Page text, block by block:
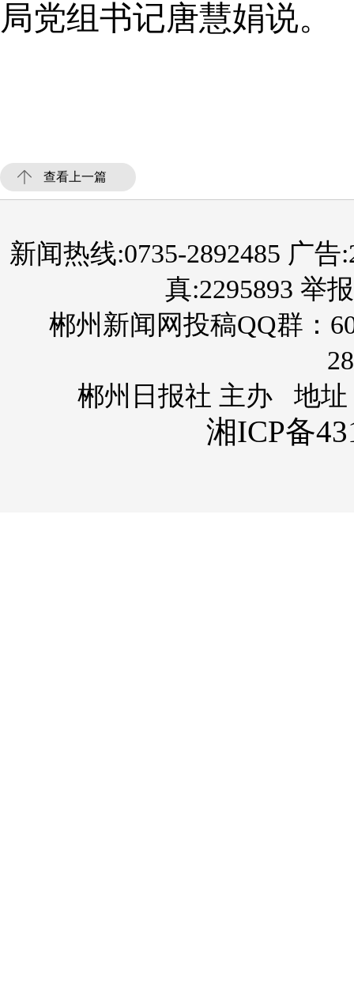
局党组书记唐慧娟说。
查看上一篇
新闻热线:0735-2892485 广告
真:2295893 举
郴州新闻网投稿QQ群：
郴州日报社 主办 地址
湘ICP备